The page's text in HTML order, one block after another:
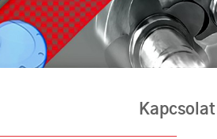
Kapcsolat